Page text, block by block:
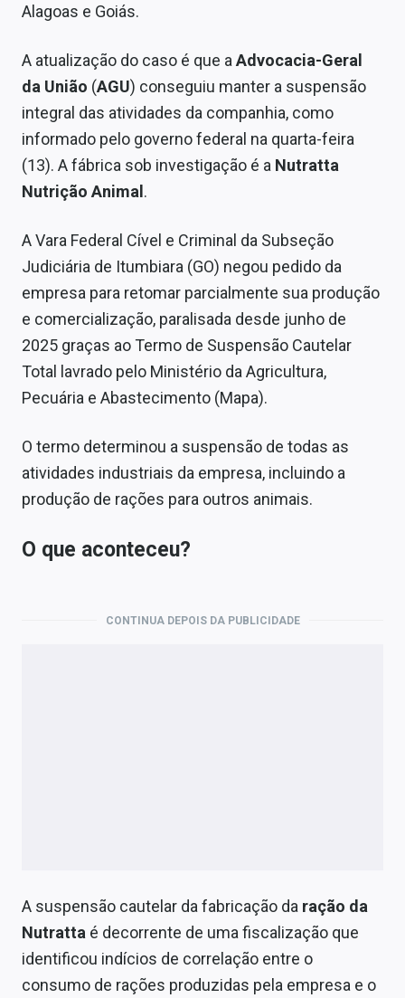
Expediente
Contato
Alagoas e Goiás.
A atualização do caso é que a Advocacia-Geral
da União (AGU) conseguiu manter a suspensão
integral das atividades da companhia, como
informado pelo governo federal na quarta-feira
(13). A fábrica sob investigação é a Nutratta
Nutrição Animal .
A Vara Federal Cível e Criminal da Subseção
Judiciária de Itumbiara (GO) negou pedido da
empresa para retomar parcialmente sua produção
e comercialização, paralisada desde junho de
2025 graças ao Termo de Suspensão Cautelar
Total lavrado pelo Ministério da Agricultura,
Pecuária e Abastecimento (Mapa).
O termo determinou a suspensão de todas as
atividades industriais da empresa, incluindo a
produção de rações para outros animais.
O que aconteceu?
CONTINUA DEPOIS DA PUBLICIDADE
A suspensão cautelar da fabricação da ração da
Nutratta é decorrente de uma fiscalização que
identificou indícios de correlação entre o
consumo de rações produzidas pela empresa e o